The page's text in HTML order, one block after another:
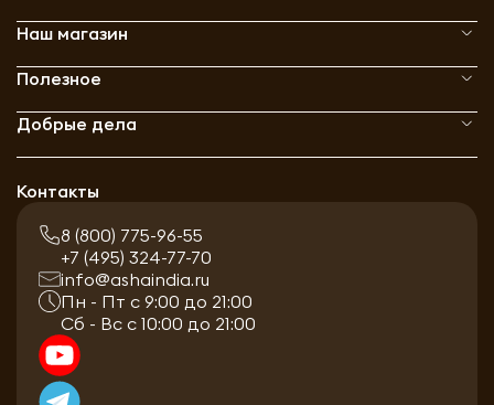
Наш магазин
Полезное
Добрые дела
Контакты
8 (800) 775-96-55
+7 (495) 324-77-70
info@ashaindia.ru
Пн - Пт с 9:00 до 21:00
Сб - Вс с 10:00 до 21:00